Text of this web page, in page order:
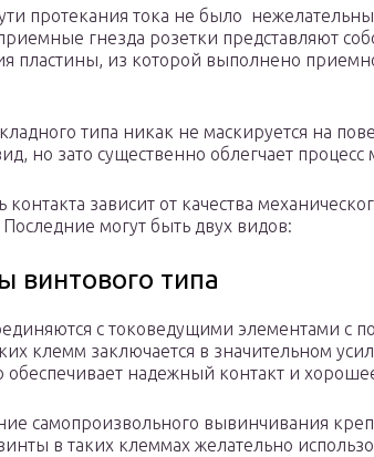
протекания тока не было
гнезда розетки представляют
пластины, из которой выполнено
типа никак не маскируется на
но зато существенно облегчает процесс
контакта зависит от качества
могут быть двух видов:
винтового типа
с токоведущими элементами с
клемм заключается в значительном
обеспечивает надежный контакт и
самопроизвольного вывинчивания
в таких клеммах желательно